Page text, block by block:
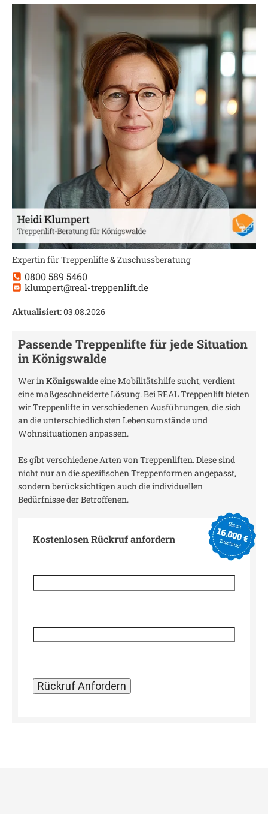
Expertin für Treppenlifte & Zuschussberatung
0800 589 5460
klumpert@real-treppenlift.de
Aktualisiert:03.08.2026
Passende Treppenlifte für jede Situation
inKönigswalde
Wer inKönigswaldeeine Mobilitätshilfe sucht, verdient
eine maßgeschneiderte Lösung. Bei REAL Treppenlift bieten
wir Treppenlifte in verschiedenen Ausführungen, die sich
an die unterschiedlichsten Lebensumstände und
Wohnsituationen anpassen.
Es gibt verschiedene Arten von Treppenliften. Diese sind
nicht nur an die spezifischen Treppenformen angepasst,
sondern berücksichtigen auch die individuellen
Bedürfnisse der Betroffenen.
Kostenlosen Rückruf anfordern